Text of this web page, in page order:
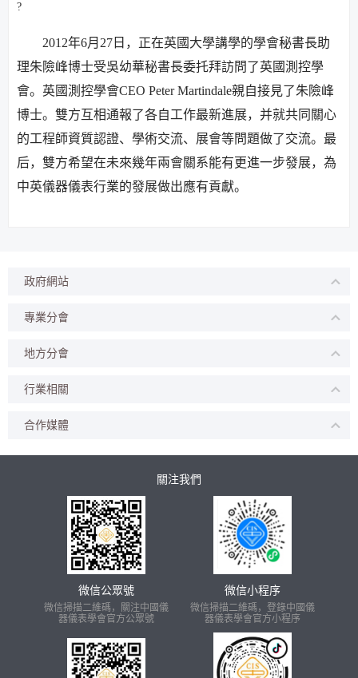
?
2012年6月 27 日 ，正在英國大學講學的學會秘書長助
理朱險峰博士受吳幼華秘書長委托拜訪問了英國測控學
會。英國測控學會CEO Peter Martindale親自接見了朱險峰
博士。雙方互相通報了各自工作最新進展，并就共同關心
的工程師資質認證、學術交流、展會等問題做了交流。最
后，雙方希望在未來幾年兩會關系能有更進一步發展，為
中英儀器儀表行業的發展做出應有貢獻。
政府網站
專業分會
地方分會
行業相關
合作媒體
關注我們
微信公眾號
微信掃描二維碼，關注中國儀
器儀表學會官方公眾號
微信小程序
微信掃描二維碼，登錄中國儀
器儀表學會官方小程序